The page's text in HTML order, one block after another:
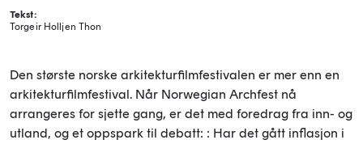
Tekst:
Torgeir Holljen Thon
Den største norske arkitekturfilmfestivalen er mer enn en
arkitekturfilmfestival. Når Norwegian Archfest nå
arrangeres for sjette gang, er det med foredrag fra inn- og
utland, og et oppspark til debatt: : Har det gått inflasjon i